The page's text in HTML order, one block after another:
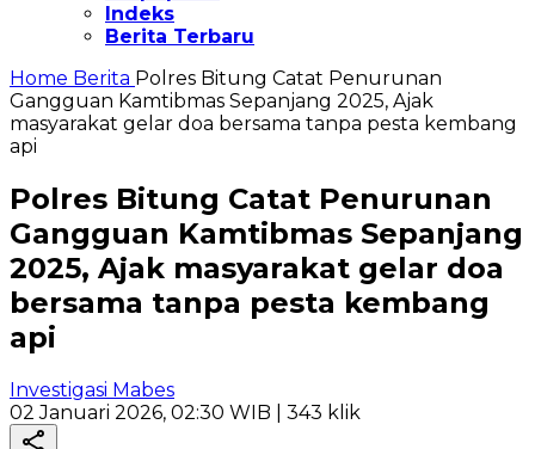
Indeks
Berita Terbaru
Home Berita Polres Bitung Catat Penurunan
Gangguan Kamtibmas Sepanjang 2025, Ajak
masyarakat gelar doa bersama tanpa pesta kembang
api
Polres Bitung Catat Penurunan
Gangguan Kamtibmas Sepanjang
2025, Ajak masyarakat gelar doa
bersama tanpa pesta kembang
api
Investigasi Mabes
02 Januari 2026, 02:30 WIB | 343 klik